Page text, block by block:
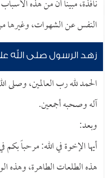
نافذة، مبيناً أن من هذه
النفس عن الشهوات، وغيرها
زهد الرسول صلى الله
الحمد لله رب العالمين، وصلى
آله وصحبه أجمعين.
وبعد:
أيها الإخوة في الله: مرحباً
هذه الطلعات الطاهرة، وهذه